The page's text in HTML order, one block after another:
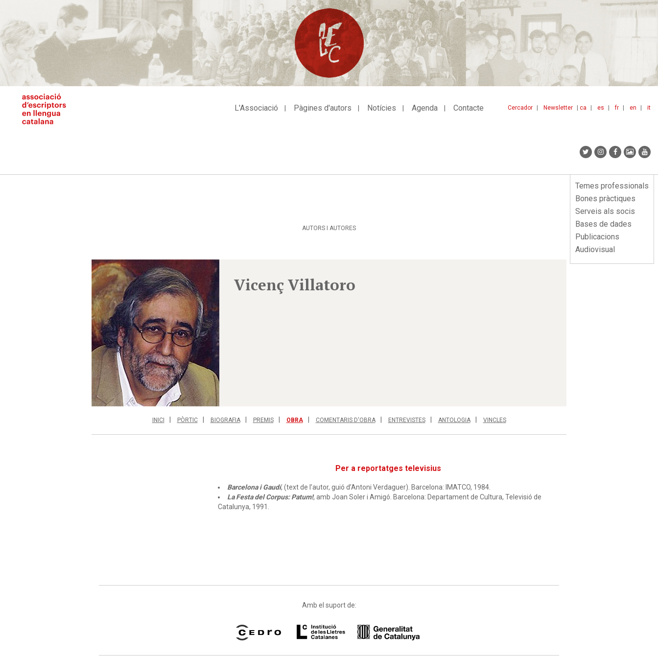
contingut
ca es fr en it
Cercador Newsletter
L'Associació Pàgines d'autors Notícies Agenda Contacte
Menu
lateral
Temes professionals
Bones pràctiques
Serveis als socis
Bases de dades
Publicacions
Audiovisual
AUTORS I AUTORES
Vicenç Villatoro
INICI PÒRTIC BIOGRAFIA PREMIS OBRA COMENTARIS D'OBRA ENTREVISTES ANTOLOGIA VINCLES
Per a reportatges televisius
Barcelona i Gaudí, (text de l’autor, guió d’Antoni Verdaguer). Barcelona: IMATCO, 1984.
La Festa del Corpus: Patum!, amb Joan Soler i Amigó. Barcelona: Departament de Cultura, Televisió de
Catalunya, 1991.
Amb el suport de: